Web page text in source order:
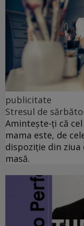
publicitate
Stresul de
Amintește-ți că
mama este, de
dispoziție din
masă.